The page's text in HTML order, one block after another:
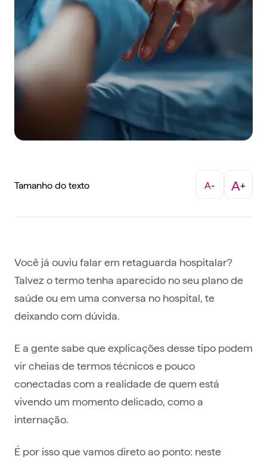
Tamanho do texto A- A+
Você já ouviu falar em retaguarda hospitalar?
Talvez o termo tenha aparecido no seu plano de
saúde ou em uma conversa no hospital, te
deixando com dúvida.
E a gente sabe que explicações desse tipo podem
vir cheias de termos técnicos e pouco
conectadas com a realidade de quem está
vivendo um momento delicado, como a
internação.
É por isso que vamos direto ao ponto: neste